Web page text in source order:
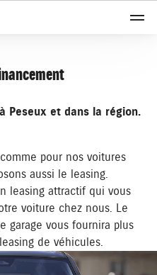
Peseux et dans la région.
pour nos voitures
aussi le leasing.
leasing attractif qui vous
voiture chez nous. Le
garage vous fournira plus
de véhicules.